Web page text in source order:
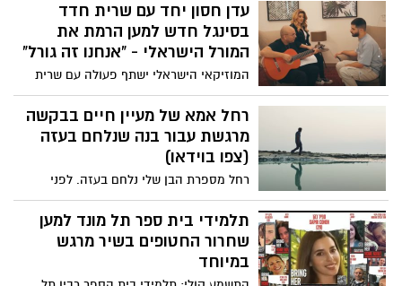
שבט אריות גדרות בהנהגת שורק - חינוך
למשמעות, שרים למען החניכים והחניכות של
הצופים אשר נחטפו בשבת השחורה
עדן חסון יחד עם שרית חדד
בסינגל חדש למען הרמת את
המורל הישראלי - "אנחנו זה גורל"
המוזיקאי הישראלי ישתף פעולה עם שרית
חדד בסינגל חדש שיצא להרים את המורל
הישראלי בתקופת המלחמה. שרית חדד
הודיעה במוצ"ש בחשבון האינסטגרם שלה על
פרסום שיר חדש לצד עדן חסון, שייקרא
"אנחנו זה גורל". השיר מצטרף לשורת מפגנים
מצד אמנים מוזיקליים מאז תחילת מלחמת
רחל אמא של מעיין חיים בבקשה
מרגשת עבור בנה שנלחם בעזה
(צפו בוידאו)
רחל מספרת הבן שלי נלחם בעזה. לפני
שלקחו להם את הטלפונים הוא ביקש ממני
רק דבר אחד: "אמא כשניכנס לעזה תדאגי
שיהיה לקליפ שלי 100 אלף צפיות"
תלמידי בית ספר תל מונד למען
שחרור החטופים בשיר מרגש
במיוחד